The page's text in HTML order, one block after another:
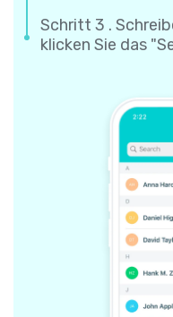
Schritt 3 .
klicken Sie das